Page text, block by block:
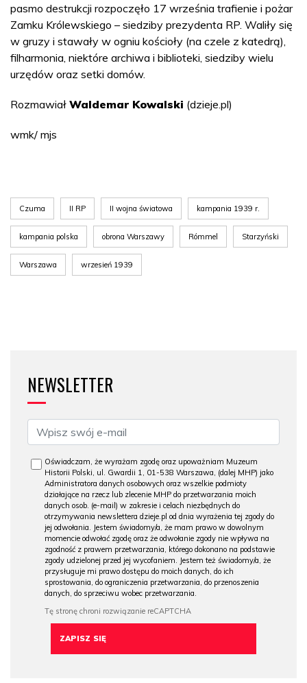
pasmo destrukcji rozpoczęło 17 września trafienie i pożar
Zamku Królewskiego – siedziby prezydenta RP. Waliły się
w gruzy i stawały w ogniu kościoły (na czele z katedrą),
filharmonia, niektóre archiwa i biblioteki, siedziby wielu
urzędów oraz setki domów.
Rozmawiał Waldemar Kowalski (dzieje.pl)
wmk/ mjs
Czuma II RP II wojna światowa kampania 1939 r.
kampania polska obrona Warszawy Rómmel Starzyński
Warszawa wrzesień 1939
NEWSLETTER
Oświadczam, że wyrażam zgodę oraz upoważniam Muzeum
Historii Polski, ul. Gwardii 1, 01-538 Warszawa, (dalej MHP) jako
Administratora danych osobowych oraz wszelkie podmioty
działające na rzecz lub zlecenie MHP do przetwarzania moich
danych osob. (e-mail) w zakresie i celach niezbędnych do
otrzymywania newslettera dzieje.pl od dnia wyrażenia tej zgody do
jej odwołania. Jestem świadomy/a, że mam prawo w dowolnym
momencie odwołać zgodę oraz że odwołanie zgody nie wpływa na
zgodność z prawem przetwarzania, którego dokonano na podstawie
zgody udzielonej przed jej wycofaniem. Jestem też świadomy/a, że
przysługuje mi prawo dostępu do moich danych, do ich
sprostowania, do ograniczenia przetwarzania, do przenoszenia
danych, do sprzeciwu wobec przetwarzania.